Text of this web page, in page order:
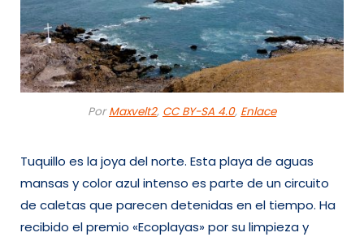
PorMaxvelt2, CC BY-SA 4.0, Enlace
Tuquillo es la joya del norte. Esta playa de aguas
mansas y color azul intenso es parte de un circuito
de caletas que parecen detenidas en el tiempo. Ha
recibido el premio «Ecoplayas» por su limpieza y